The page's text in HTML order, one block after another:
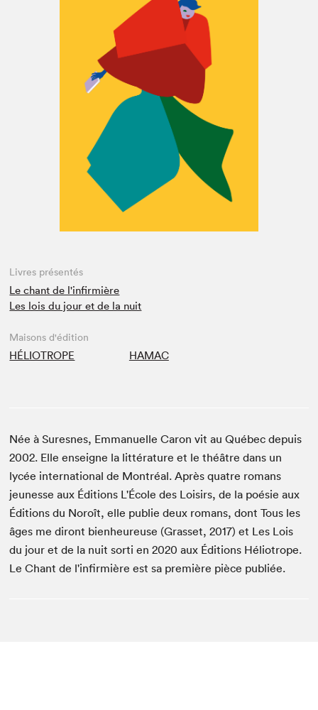
Espace enseignant·e·s
Livres présentés
Le chant de l'infirmière
Les lois du jour et de la nuit
Maisons d'édition
HÉLIOTROPE HAMAC
Née à Suresnes, Emmanuelle Caron vit au Québec depuis
2002. Elle enseigne la littérature et le théâtre dans un
lycée international de Montréal. Après quatre romans
jeunesse aux Éditions L'École des Loisirs, de la poésie aux
Éditions du Noroît, elle publie deux romans, dont Tous les
âges me diront bienheureuse (Grasset, 2017) et Les Lois
du jour et de la nuit sorti en 2020 aux Éditions Héliotrope.
Le Chant de l'infirmière est sa première pièce publiée.